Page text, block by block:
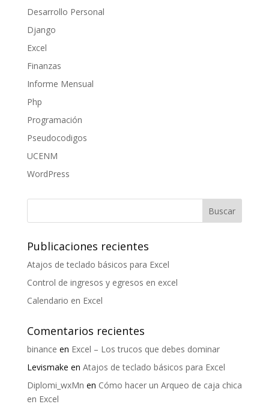
Desarrollo Personal
Django
Excel
Finanzas
Informe Mensual
Php
Programación
Pseudocodigos
UCENM
WordPress
Publicaciones recientes
Atajos de teclado básicos para Excel
Control de ingresos y egresos en excel
Calendario en Excel
Comentarios recientes
binance en Excel – Los trucos que debes dominar
Levismake en Atajos de teclado básicos para Excel
Diplomi_wxMn en Cómo hacer un Arqueo de caja chica
en Excel